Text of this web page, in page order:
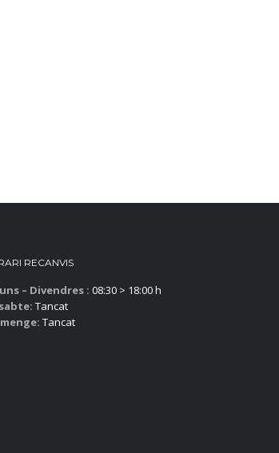
RECANVIS
– Divendres : 08:30 > 18:00 h
Tancat
Tancat